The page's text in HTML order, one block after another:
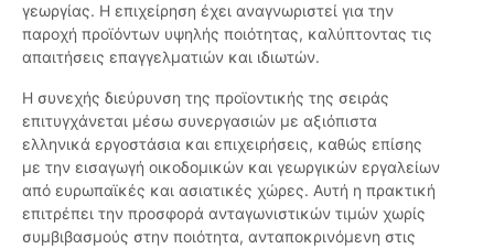
γεωργίας. Η επιχείρηση έχει αναγνωριστεί για την
παροχή προϊόντων υψηλής ποιότητας, καλύπτοντας τις
απαιτήσεις επαγγελματιών και ιδιωτών.
Η συνεχής διεύρυνση της προϊοντικής της σειράς
επιτυγχάνεται μέσω συνεργασιών με αξιόπιστα
ελληνικά εργοστάσια και επιχειρήσεις, καθώς επίσης
με την εισαγωγή οικοδομικών και γεωργικών εργαλείων
από ευρωπαϊκές και ασιατικές χώρες. Αυτή η πρακτική
επιτρέπει την προσφορά ανταγωνιστικών τιμών χωρίς
συμβιβασμούς στην ποιότητα, ανταποκρινόμενη στις